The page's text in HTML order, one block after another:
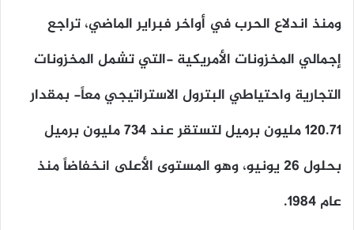
ومنذ اندلاع الحرب في أواخر فبراير الماضي، تراجع
إجمالي المخزونات الأمريكية -التي تشمل المخزونات
التجارية واحتياطي البترول الاستراتيجي معاً- بمقدار
120.71 مليون برميل لتستقر عند 734 مليون برميل
بحلول 26 يونيو، وهو المستوى الأعلى انخفاضاً منذ
عام 1984.